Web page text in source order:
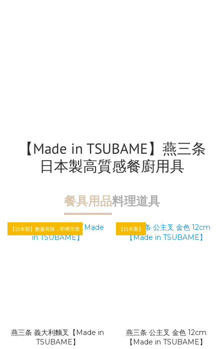
【Made in TSUBAME】燕三条
日本製高質感餐廚用具
餐具用品料理道具
【日本製】數量有限，即將完售
燕三条 義大利麵叉【Made in
TSUBAME】
【日本製】
燕三条 公主叉 金色 12cm
【Made in TSUBAME】